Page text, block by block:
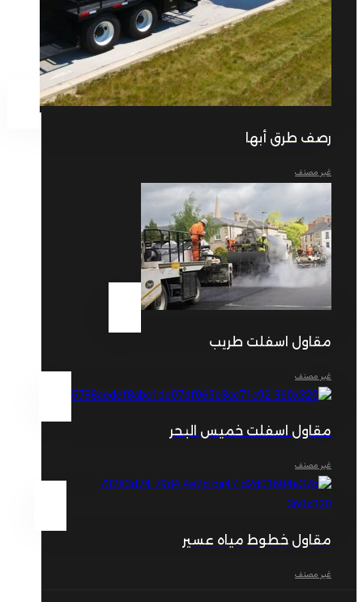
رصف طرق أبها
غير مصنف
مقاول اسفلت طريب
غير مصنف
مقاول اسفلت خميس البحر
غير مصنف
مقاول خطوط مياه عسير
غير مصنف